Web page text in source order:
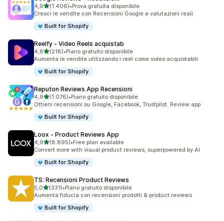
4,9stelle su 5
(1.406)
1406 recensioni totali
•Prova gratuita disponibile
Cresci le vendite con Recensioni Google e valutazioni reali
Built for Shopify
Reelfy ‑ Video Reels acquistab
4,8stelle su 5
(218)
218 recensioni totali
•Piano gratuito disponibile
Aumenta le vendite utilizzando i reel come video acquistabili
Built for Shopify
Reputon Reviews App Recensioni
4,9stelle su 5
(1.076)
1076 recensioni totali
•Piano gratuito disponibile
Ottieni recensioni su Google, Facebook, Trustpilot. Review app
Built for Shopify
Loox ‑ Product Reviews App
4,9stelle su 5
(8.895)
8895 recensioni totali
•Free plan available
Convert more with visual product reviews, superpowered by AI
Built for Shopify
TS: Recensioni Product Reviews
5,0stelle su 5
(331)
331 recensioni totali
•Piano gratuito disponibile
Aumenta fiducia con recensioni prodotti & product reviews
Built for Shopify